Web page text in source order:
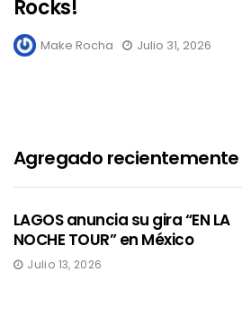
Rocks!
Make Rocha Julio 31, 2026
Agregado recientemente
LAGOS anuncia su gira “EN LA
NOCHE TOUR” en México
Julio 13, 2026